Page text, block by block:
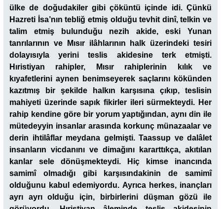
ülke de doğudakiler gibi çöküntü içinde idi. Çünkü
Hazreti İsa’nın tebliğ etmiş olduğu tevhit dinî, telkin ve
talim etmiş bulunduğu nezih akide, eski Yunan
tanrılarının ve Mısır ilâhlarının halk üzerindeki tesiri
dolayısıyla yerini teslis akidesine terk etmişti.
Hıristiyan rahipler, Mısır rahiplerinin kılık ve
kıyafetlerini aynen benimseyerek saçlarını kökünden
kazıtmış bir şekilde halkın karşısına çıkıp, teslisin
mahiyeti üzerinde sapık fikirler ileri sürmekteydi. Her
rahip kendine göre bir yorum yaptığından, aynı din ile
mütedeyyin insanlar arasında korkunç münazaalar ve
derin ihtilâflar meydana gelmişti. Taassup ve dalâlet
insanların vicdanını ve dimağını kararttıkça, akıtılan
kanlar sele dönüşmekteydi. Hiç kimse inancında
samimî olmadığı gibi karşısındakinin de samimî
olduğunu kabul edemiyordu. Ayrıca herkes, inançları
ayrı ayrı olduğu için, birbirlerini düşman gözü ile